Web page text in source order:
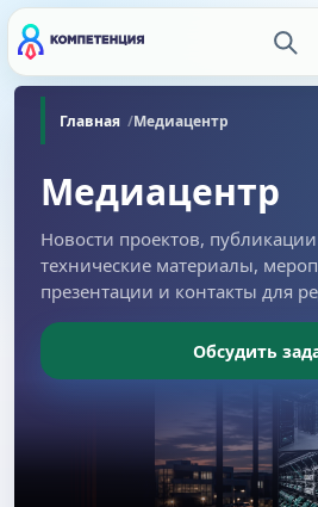
Главная Медиацентр
Медиацентр
Новости проектов,
технические материалы,
презентации и контакты для
Обсудить